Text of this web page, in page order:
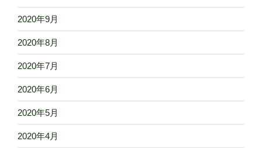
2020年9月
2020年8月
2020年7月
2020年6月
2020年5月
2020年4月